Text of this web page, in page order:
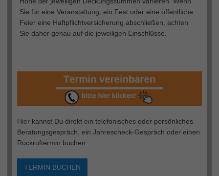
Sie für eine Veranstaltung, ein Fest oder eine öffentliche
Feier eine Haftpflichtversicherung abschließen, achten
Sie daher genau auf die jeweiligen Einschlüsse.
Hier kannst Du direkt ein telefonisches oder persönliches
Beratungsgespräch, ein Jahrescheck-Gespräch oder einen
Rückruftermin buchen.
TERMIN BUCHEN